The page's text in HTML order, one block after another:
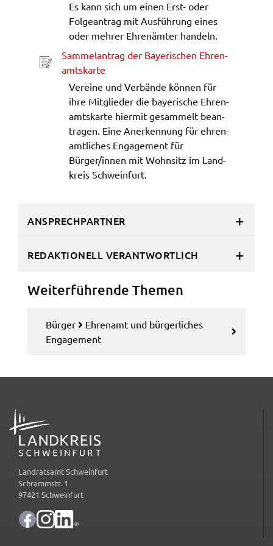
Es kann sich um einen Erst- oder
Folge­an­trag mit Ausfüh­rung eines
oder mehrer Ehren­äm­ter handeln.
Samme­l­an­trag der Baye­ri­schen Ehren­
amts­kar­te
(öffnet in neuem Fens­ter)
Verei­ne und Verbän­de können für
ihre Mitglie­der die baye­ri­sche Ehren­
amts­kar­te hier­mit gesam­melt bean­
tra­gen. Eine Aner­ken­nung für ehren­
amt­li­ches Enga­ge­ment für
Bürger/innen mit Wohn­sitz im Land­
kreis Schwein­furt.
ANSPRECHPARTNER
REDAKTIONELL VERANTWORTLICH
Weiter­füh­ren­de Themen
Bürger
Ehren­amt und bürger­li­ches
Enga­ge­ment
ADRESSE
Landratsamt Schweinfurt
Schrammstr. 1
97421 Schweinfurt
ermöglichen.
Weitere Informationen finden Sie in
unseren
Datenschutzhinweisen
Anbieter:
YouTube
Einwilligung erweiterter Datenschutzmodus
Youtube Videos
Name:
Anbieter:
Zweck:
BayernAtlas
Landesamt für Digitalisierung, Breitband und
Vermessung
Zweck:
Anzeige Online Kartendienst
WEBANALYSE